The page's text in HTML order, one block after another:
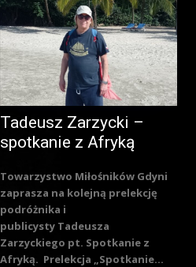
Tadeusz Zarzycki –
spotkanie z Afryką
Towarzystwo Miłośników Gdyni
zaprasza na kolejną prelekcję
podróżnika i
publicysty Tadeusza
Zarzyckiego pt. Spotkanie z
Afryką. Prelekcja „Spotkanie...